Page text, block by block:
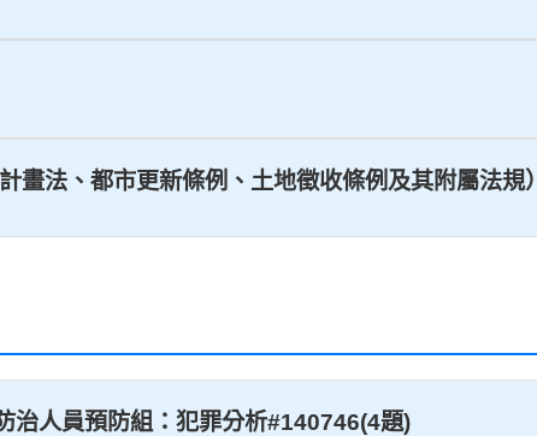
畫法、都市更新條例、土地徵收條例及其附屬法規）
治人員預防組：犯罪分析#140746(4題)